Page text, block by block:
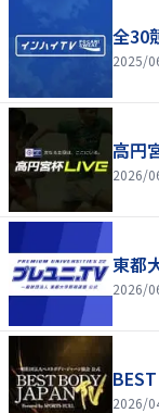
全30
2025/
高円
2026/
東都
2026/
2026/